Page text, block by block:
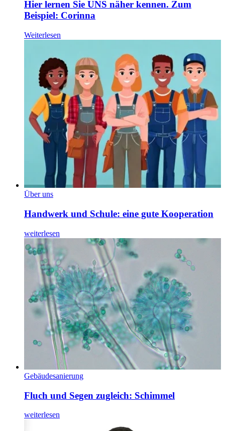
Hier lernen Sie UNS näher kennen. Zum
Beispiel: Corinna
Weiterlesen
Über uns
Handwerk und Schule: eine gute Kooperation
weiterlesen
Gebäudesanierung
Fluch und Segen zugleich: Schimmel
weiterlesen